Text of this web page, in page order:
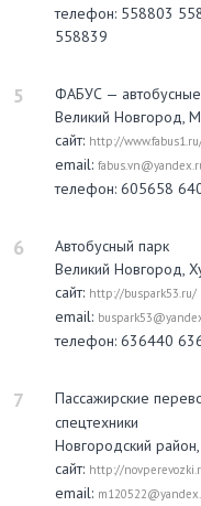
телефон: 558803
558839
5
ФАБУС —
Великий Новгород,
сайт: http://
email:
телефон: 605658
6
Автобусный парк
Великий Новгород,
сайт: http://buspark53.ru/
email:
телефон: 636440
7
Пассажирские
спецтехники
Новгородский
сайт: http://
email: